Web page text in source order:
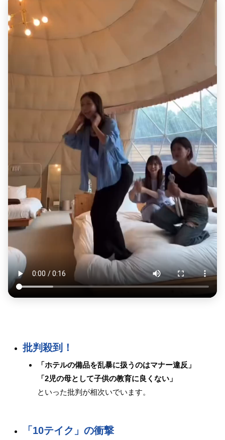
批判殺到！
「ホテルの備品を乱暴に扱うのはマナー違反」
「2児の母として子供の教育に良くない」
といった批判が相次いでいます。
「10テイク」の衝撃